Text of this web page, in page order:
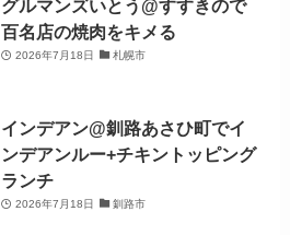
グルマンズいとう@すすきので
百名店の焼肉をキメる
2026年7月18日 札幌市
インデアン@釧路あさひ町でイ
ンデアンルー+チキントッピング
ランチ
2026年7月18日 釧路市